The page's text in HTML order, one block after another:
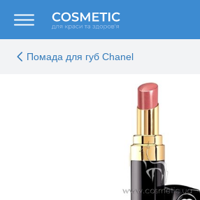
Помада для губ Chanel